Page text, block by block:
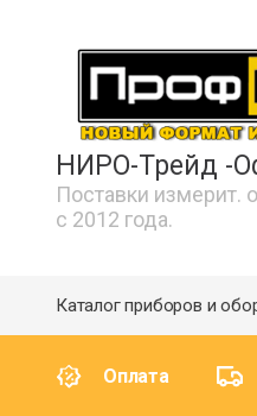
НИРО-Трейд -
Поставки измерит.
с 2012 года.
Каталог приборов и
Оплата